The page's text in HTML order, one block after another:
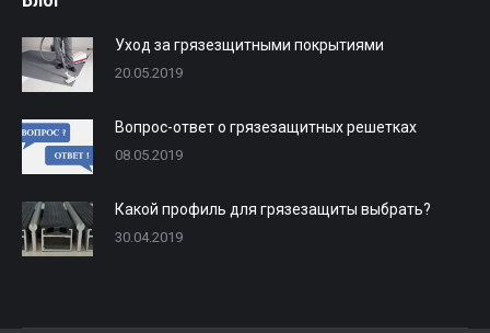
Уход за грязезщитными покрытиями
20.05.2019
Вопрос-ответ о грязезащитных решетках
08.05.2019
Какой профиль для грязезащиты выбрать?
30.04.2019